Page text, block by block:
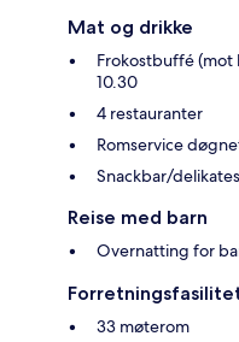
Mat og drikke
Frokostbuffé (mot
10.30
4 restauranter
Romservice
Snackbar/
Reise med barn
Overnatting for
33 møterom